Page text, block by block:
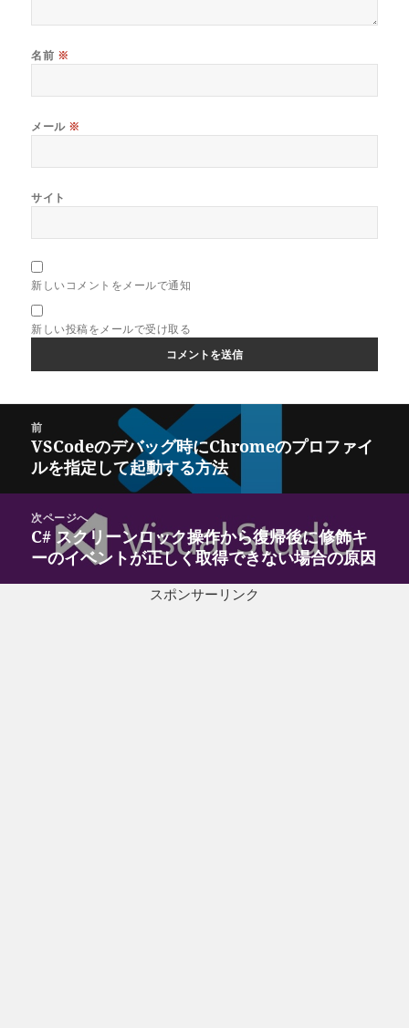
名前 ※
メール ※
サイト
新しいコメントをメールで通知
新しい投稿をメールで受け取る
ン
前
前
の
稿:
VSCodeのデバッグ時にChromeのプロファイ
ルを指定して起動する方法
次ページへ
次
の
C# スクリーンロック操作から復帰後に修飾キ
ーのイベントが正しく取得できない場合の原因
スポンサーリンク